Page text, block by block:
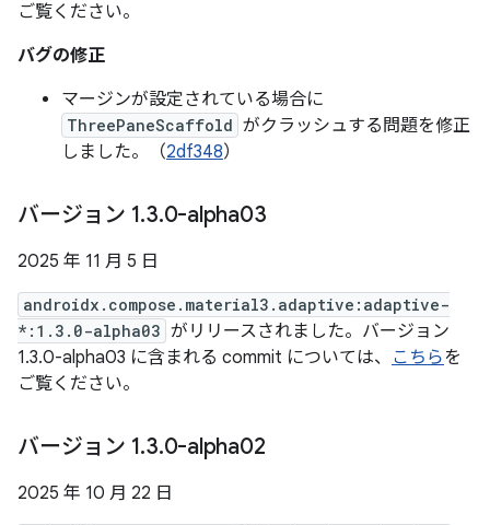
ご覧ください。
バグの修正
マージンが設定されている場合に
ThreePaneScaffold がクラッシュする問題を修正
しました。（2df348）
バージョン 1.3.0-alpha03
2025 年 11 月 5 日
androidx.compose.material3.adaptive:adaptive-
*:1.3.0-alpha03 がリリースされました。バージョン
1.3.0-alpha03 に含まれる commit については、 こちらを
ご覧ください。
バージョン 1.3.0-alpha02
2025 年 10 月 22 日